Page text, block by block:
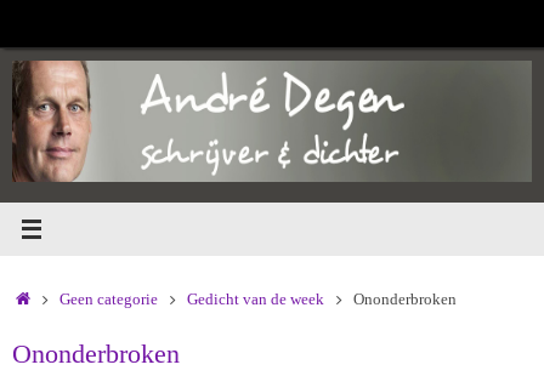
de
inhoud
HomeGeen categorie Gedicht van de week Ononderbroken
Ononderbroken